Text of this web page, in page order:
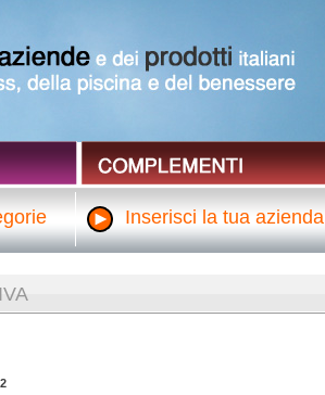
Inserisci la tua azienda